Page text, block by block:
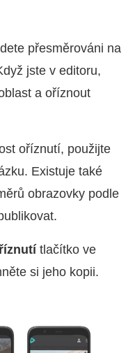
přesměrováni na
jste v editoru,
a oříznout
oříznutí, použijte
Existuje také
obrazovky podle
tlačítko ve
si jeho kopii.